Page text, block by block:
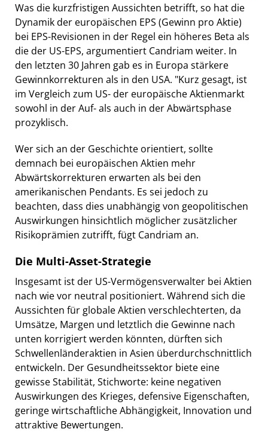
Was die kurzfristigen Aussichten betrifft, so hat die
Dynamik der europäischen EPS (Gewinn pro Aktie)
bei EPS-Revisionen in der Regel ein höheres Beta als
die der US-EPS, argumentiert Candriam weiter. In
den letzten 30 Jahren gab es in Europa stärkere
Gewinnkorrekturen als in den USA. "Kurz gesagt, ist
im Vergleich zum US- der europäische Aktienmarkt
sowohl in der Auf- als auch in der Abwärtsphase
prozyklisch.
Wer sich an der Geschichte orientiert, sollte
demnach bei europäischen Aktien mehr
Abwärtskorrekturen erwarten als bei den
amerikanischen Pendants. Es sei jedoch zu
beachten, dass dies unabhängig von geopolitischen
Auswirkungen hinsichtlich möglicher zusätzlicher
Risikoprämien zutrifft, fügt Candriam an.
Die Multi-Asset-Strategie
Insgesamt ist der US-Vermögensverwalter bei Aktien
nach wie vor neutral positioniert. Während sich die
Aussichten für globale Aktien verschlechterten, da
Umsätze, Margen und letztlich die Gewinne nach
unten korrigiert werden könnten, dürften sich
Schwellenländeraktien in Asien überdurchschnittlich
entwickeln. Der Gesundheitssektor biete eine
gewisse Stabilität, Stichworte: keine negativen
Auswirkungen des Krieges, defensive Eigenschaften,
geringe wirtschaftliche Abhängigkeit, Innovation und
attraktive Bewertungen.